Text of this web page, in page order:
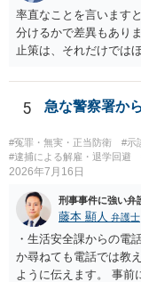
率直なことを言います
分けるかで差異もあり
止策は、それだけでは
やカウンセリング・治
護観察所と連携した職
なければあまり意味が
あれば本人の反省の言
では、本人が再発防止
いうのが実感です。
5 急な警察署か
#冤罪・無実・正当防衛 #示
#逮捕による解雇・退学回避
2026年7月16日
刑事事件に強い弁
藤本 顯人 弁護士
・生活安全課からの電
か尋ねても電話では教
ように伝えます。 事前